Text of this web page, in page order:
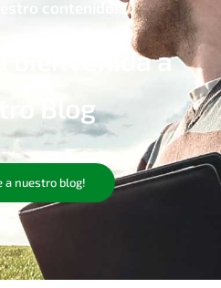
bienvenida a
Blog
a nuestro blog!